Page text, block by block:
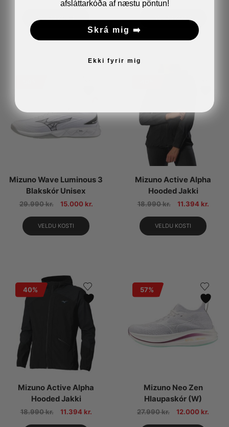
Mizuno Wave Luminous 3
Blakskór Unisex
29.990kr. 15.000 kr.
VELDU KOSTI
Mizuno Active Alpha
Hooded Jakki
18.990kr. 11.394 kr.
VELDU KOSTI
40%
Mizuno Active Alpha
Hooded Jakki
18.990kr. 11.394 kr.
57%
Mizuno Neo Zen
Hlaupaskór (W)
27.990kr. 12.000 kr.
afsláttarkóða af næstu pöntun!
Skrá mig ➡️
Ekki fyrir mig